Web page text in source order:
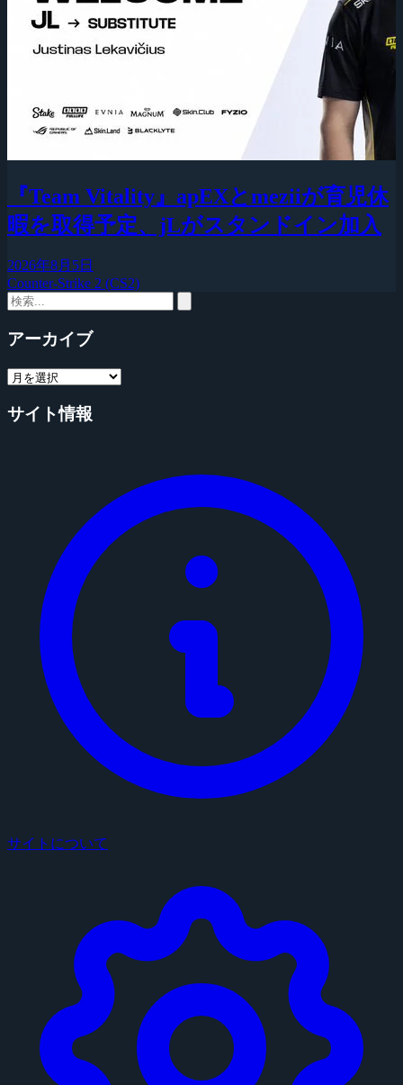
『Team Vitality』apEXとmeziiが育児休
暇を取得予定、jLがスタンドイン加入
2026年8月5日
Counter-Strike 2 (CS2)
アーカイブ
サイト情報
サイトについて